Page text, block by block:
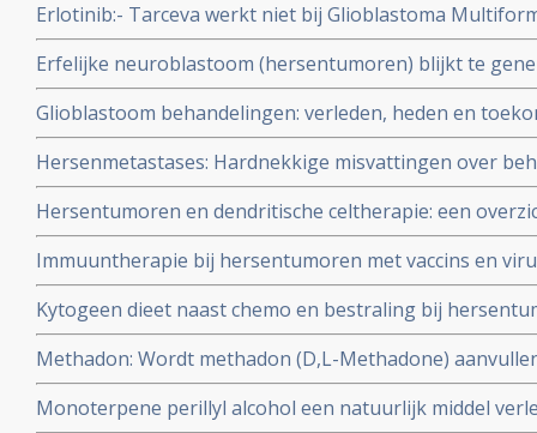
Erlotinib:- Tarceva werkt niet bij Glioblastoma
gerandomiseerde fase II studie (ruim 100 deelnemers).
maandengrens van overleving.
Erfelijke neuroblastoom (hersentumoren) blijkt te
ALK medicijn gebaseerd op de specifieke kiembaan
1
Glioblastoom behandelingen: verleden, heden en
hersentumoren van het type Glioblastoma te
genmutaties tot vormen van immuuntherapie
Hersenmetastases: Hardnekkige misvattingen over
het hoofd - de hersenen (chirurgie en/of
verkeerd worden behandeld en heeft grote gevolgen
Hersentumoren en dendritische celtherapie: een
en belangrijke studies copy 1
Immuuntherapie bij hersentumoren met vaccins en
Disease Virus. Een overzicht van recente
Kytogeen dieet naast chemo en bestraling bij
onderzocht in Erasmus medisch centrum copy 1
Methadon: Wordt methadon (D,L-Methadone)
en bestraling de genezende behandeling voor
Monoterpene perillyl alcohol een natuurlijk middel